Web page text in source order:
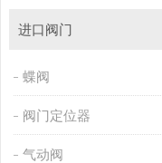
进口阀门
蝶阀
阀门定位器
气动阀